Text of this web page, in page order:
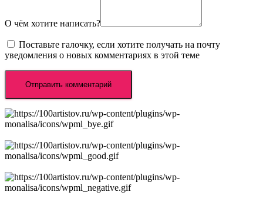
О чём хотите написать?
Поставьте галочку, если хотите получать на почту
уведомления о новых комментариях в этой теме